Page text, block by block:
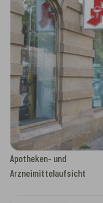
Apotheken- und
Arzneimittelaufsicht